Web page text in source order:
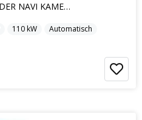
2.Oie Platinum Lineatronic LEDER NAVI KAMERA KLIMA
110kW
Automatisch